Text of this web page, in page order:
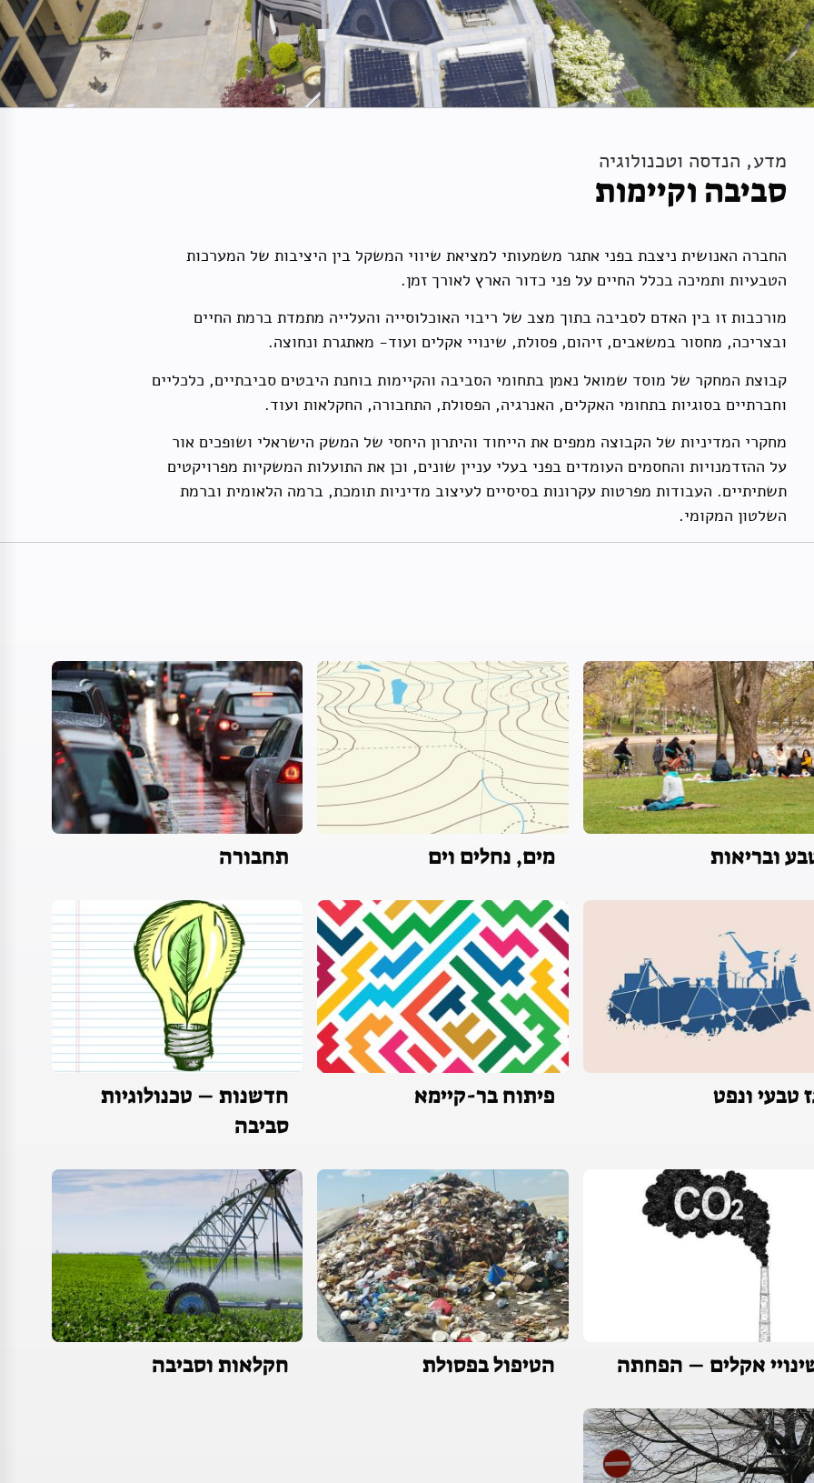
מדע, הנדסה וטכנולוגיה
סביבה וקיימות
החברה האנושית ניצבת בפני אתגר משמעותי למציאת שיווי המשקל בין היציבות של המערכות
הטבעיות ותמיכה בכלל החיים על פני כדור הארץ לאורך זמן.
מורכבות זו בין האדם לסביבה בתוך מצב של ריבוי האוכלוסייה והעלייה מתמדת ברמת החיים
ובצריכה, מחסור במשאבים, זיהום, פסולת, שינויי אקלים ועוד- מאתגרת ונחוצה.
קבוצת המחקר של מוסד שמואל נאמן בתחומי הסביבה והקיימות בוחנת היבטים סביבתיים, כלכליים
וחברתיים בסוגיות בתחומי האקלים, האנרגיה, הפסולת, התחבורה, החקלאות ועוד.
מחקרי המדיניות של הקבוצה ממפים את הייחוד והיתרון היחסי של המשק הישראלי ושופכים אור
על ההזדמנויות והחסמים העומדים בפני בעלי עניין שונים, וכן את התועלות המשקיות מפרויקטים
תשתיתיים. העבודות מפרטות עקרונות בסיסיים לעיצוב מדיניות תומכת, ברמה הלאומית וברמת
השלטון המקומי.
ובריאות מים, נחלים וים תחבורה
טבעי ונפט פיתוח בר-קיימא
חדשנות – טכנולוגיות
סביבה
אקלים – הפחתה הטיפול בפסולת חקלאות וסביבה